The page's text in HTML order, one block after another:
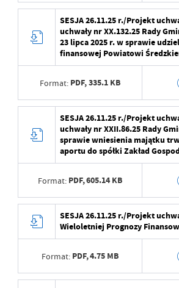
Data ostatniej
aktualizacji
Ostatnio zaktualizował
Wytworzył
Data opublikowania
Opublikował
Data ostatniej
aktualizacji
Ostatnio zaktualizował
SESJA 26.11.25 r./Projekt
uchwały nr XX.132.25 Rady
23 lipca 2025 r. w sprawie
finansowej Powiatowi
Format: PDF,335.1 KB
Wytworzył
Data opublikowania
Opublikował
Data ostatniej
aktualizacji
Ostatnio zaktualizował
SESJA 26.11.25 r./Projekt
uchwały nr XXII.86.25 Rady
sprawie wniesienia majątku
aportu do spółki Zakład
Format: PDF,605.14 KB
Wytworzył
Data opublikowania
Opublikował
SESJA 26.11.25 r./Projekt
Wieloletniej Prognozy
Format: PDF,4.75 MB